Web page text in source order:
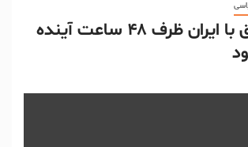
ترامپ: توافق با ایران ظرف ۴۸ ساعت آینده